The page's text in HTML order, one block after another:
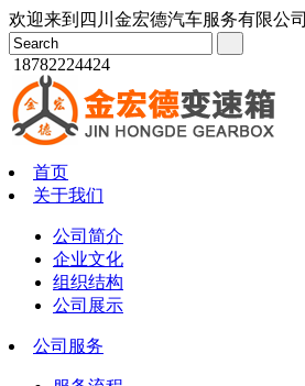
欢迎来到四川金宏德汽车服务有限公司
18782224424
首页
关于我们
公司简介
企业文化
组织结构
公司展示
公司服务